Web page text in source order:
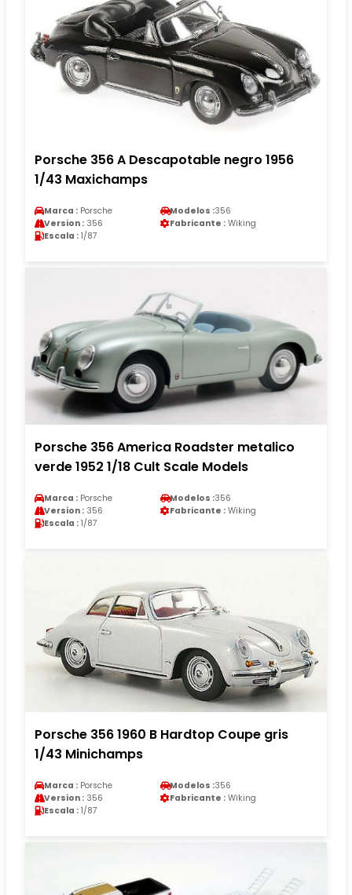
Porsche 356 A Descapotable negro 1956
1/43 Maxichamps
Marca : Porsche Modelos :356
Version : 356 Fabricante : Wiking
Escala : 1/87
Porsche 356 America Roadster metalico
verde 1952 1/18 Cult Scale Models
Marca : Porsche Modelos :356
Version : 356 Fabricante : Wiking
Escala : 1/87
Porsche 356 1960 B Hardtop Coupe gris
1/43 Minichamps
Marca : Porsche Modelos :356
Version : 356 Fabricante : Wiking
Escala : 1/87